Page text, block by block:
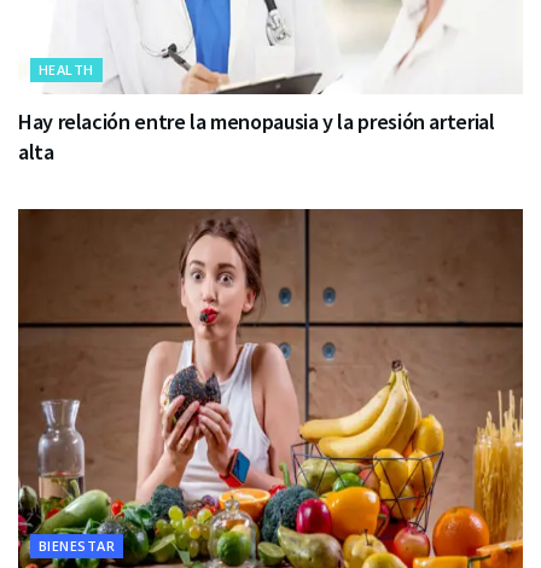
HEALTH
Hay relación entre la menopausia y la presión arterial
alta
BIENESTAR